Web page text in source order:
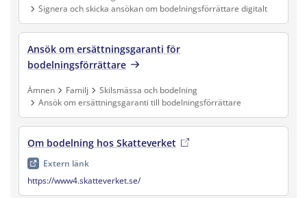
Signera och skicka ansökan om bodelningsförrättare digitalt
Finns under:Ämnen, Familj, Skilsmässa och bodelning, Ansök om
Ansök om ersättningsgaranti för
bodelningsförrättare
Ämnen Familj
Skilsmässa och bodelning
Ansök om ersättningsgaranti till bodelningsförrättare
Finns under:Ämnen, Familj, Skilsmässa och bodelning, Ansök om
Om bodelning hos Skatteverket , extern länk
Extern länk
https://www4.skatteverket.se/